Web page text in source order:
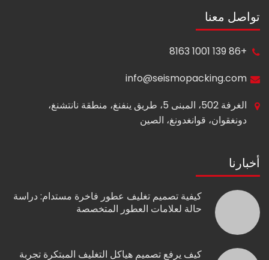
تواصل معنا
+86 139 1001 8163
info@seismopacking.com
الغرفة 502، المبنى 5، طريق ينفنغ، منطقة نانتشنغ،
دونغقوان، قوانغدونغ، الصين
أخبارنا
كيفية تصميم تغليف عطور فاخرة مستدام: دراسة
حالة لعلامات العطور المتخصصة
كيف يرفع تصميم هياكل التغليف المبتكرة تجربة